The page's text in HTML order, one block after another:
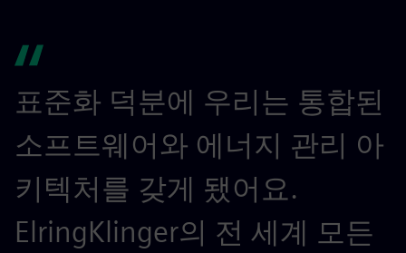
표준화 덕분에 우리는 통합된
소프트웨어와 에너지 관리 아
키텍처를 갖게 됐어요.
ElringKlinger의 전 세계 모든